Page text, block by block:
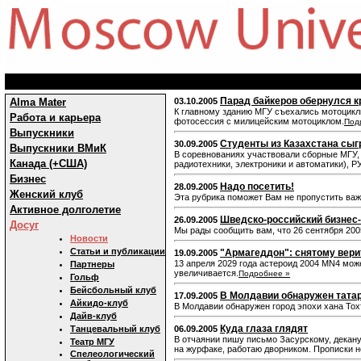
Alma Mater
Работа и карьера
Выпускники
Выпускники ВМиК
Канада (+США)
Бизнес
Женский клуб
Активное долголетие
Досуг
Новости
Статьи и публикации
Партнеры
Гольф
Бейсбольный клуб
Айкидо-клуб
Дайв-клуб
Танцевальный клуб
Театр МГУ
Спелеологический
03.10.2005 Парад байкеров обернулся
К главному зданию МГУ съехались
фотосессия с милицейским мотоциклом.
30.09.2005 Студенты из Казахстана
В соревнованиях участвовали сборные
радиотехники, электроники и автоматики),
28.09.2005 Надо посетить!
Эта рубрика поможет Вам не пропустить
26.09.2005 Шведско-российский
Мы рады сообщить вам, что 26 сентября
19.09.2005 "Армагеддон": снятому
13 апреля 2029 года астероид 2004 MN4
увеличивается. Подробнее »
17.09.2005 В Молдавии обнаружен
В Молдавии обнаружен город эпохи хана
06.09.2005 Куда глаза глядят
В отчаянии пишу письмо Засурскому,
на журфаке, работаю дворником. Прописки